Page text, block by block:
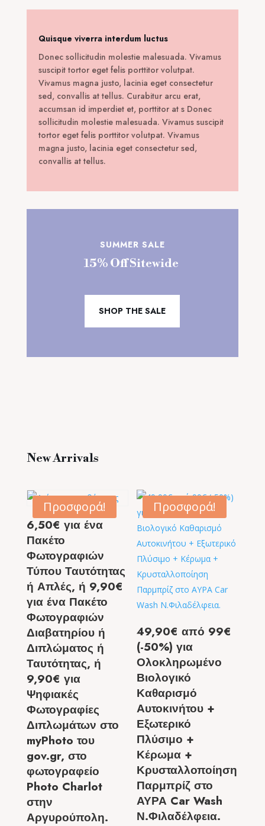
Quisque viverra interdum luctus
Donec sollicitudin molestie malesuada. Vivamus
suscipit tortor eget felis porttitor volutpat.
Vivamus magna justo, lacinia eget consectetur
sed, convallis at tellus. Curabitur arcu erat,
accumsan id imperdiet et, porttitor at s Donec
sollicitudin molestie malesuada. Vivamus suscipit
tortor eget felis porttitor volutpat. Vivamus
magna justo, lacinia eget consectetur sed,
convallis at tellus.
SUMMER SALE
15% Off Sitewide
SHOP THE SALE
New Arrivals
Προσφορά!
6,50€ για ένα
Πακέτο
Φωτογραφιών
Τύπου Ταυτότητας
ή Απλές, ή 9,90€
για ένα Πακέτο
Φωτογραφιών
Διαβατηρίου ή
Διπλώματος ή
Ταυτότητας, ή
9,90€ για
Ψηφιακές
Φωτογραφίες
Διπλωμάτων στο
myPhoto του
gov.gr, στο
φωτογραφείο
Photo Charlot
στην
Αργυρούπολη.
Προσφορά!
49,90€ από 99€
(-50%) για
Ολοκληρωμένο
Βιολογικό
Καθαρισμό
Αυτοκινήτου +
Εξωτερικό
Πλύσιμο +
Κέρωμα +
Κρυσταλλοποίηση
Παρμπρίζ στο
ΑΥΡΑ Car Wash
Ν.Φιλαδέλφεια.